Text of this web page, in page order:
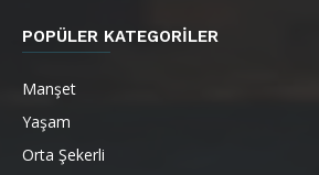
POPÜLER KATEGORİLER
Manşet
Yaşam
Orta Şekerli